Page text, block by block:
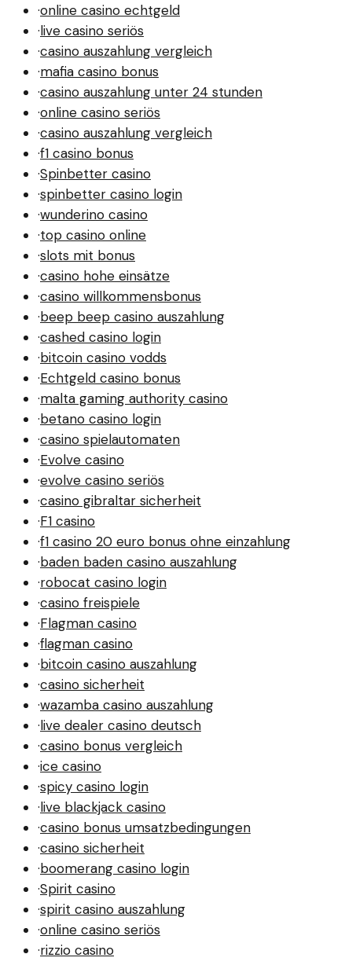
·online casino echtgeld
·live casino seriös
·casino auszahlung vergleich
·mafia casino bonus
·casino auszahlung unter 24 stunden
·online casino seriös
·casino auszahlung vergleich
·f1 casino bonus
·Spinbetter casino
·spinbetter casino login
·wunderino casino
·top casino online
·slots mit bonus
·casino hohe einsätze
·casino willkommensbonus
·beep beep casino auszahlung
·cashed casino login
·bitcoin casino vodds
·Echtgeld casino bonus
·malta gaming authority casino
·betano casino login
·casino spielautomaten
·Evolve casino
·evolve casino seriös
·casino gibraltar sicherheit
·F1 casino
·f1 casino 20 euro bonus ohne einzahlung
·baden baden casino auszahlung
·robocat casino login
·casino freispiele
·Flagman casino
·flagman casino
·bitcoin casino auszahlung
·casino sicherheit
·wazamba casino auszahlung
·live dealer casino deutsch
·casino bonus vergleich
·ice casino
·spicy casino login
·live blackjack casino
·casino bonus umsatzbedingungen
·casino sicherheit
·boomerang casino login
·Spirit casino
·spirit casino auszahlung
·online casino seriös
·rizzio casino